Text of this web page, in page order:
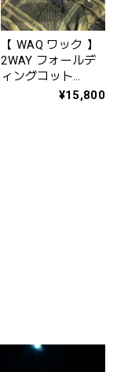
【 WAQ ワック 】
2WAY フォールデ
ィングコット
（600Dシート）
¥15,800